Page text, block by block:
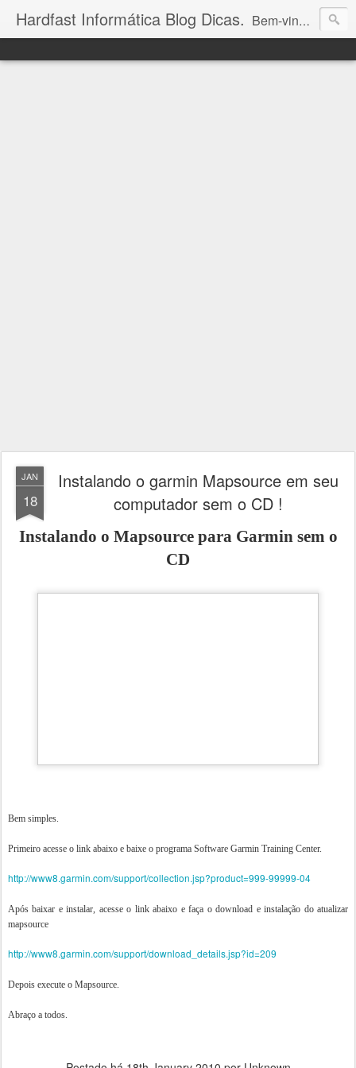
Hardfast Informática Blog Dicas. Bem-vindo ao Hardfast Informática Blog Dicas! Aqui você encontra as últimas novidades e valiosas dicas sobre eletrônicos, mundo geek, bolsa de valores e informática. Descubra um universo de conhecimento tecnológico e acompanhe-nos para estar sempre à frente nas áreas que você ama!
JAN
18
Instalando o garmin Mapsource em seu
computador sem o CD !
Instalando o Mapsourcepara Garminsem o
CD
Bem simples.
Primeiro acesse o link abaixo e baixe o programa Software Garmin Training Center.
http://www8.garmin.com/support/collection.jsp?product=999-99999-04
Após baixar e instalar, acesseo link abaixo e faça odownload e instalação doatualizar
mapsource
http://www8.garmin.com/support/download_details.jsp?id=209
Depois execute o Mapsource.
Abraço a todos.